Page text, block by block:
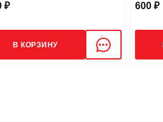
₽
В КОРЗИНУ
600 ₽